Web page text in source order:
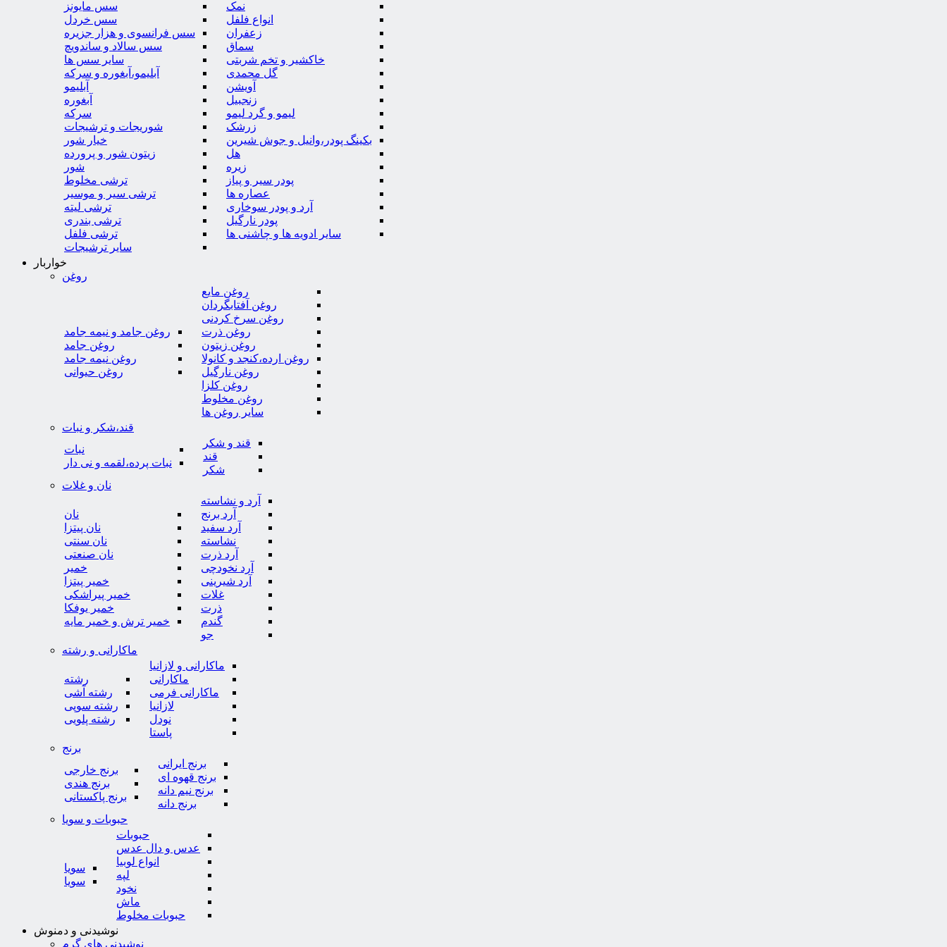
نمک
انواع فلفل
زعفران
سماق
خاکشیر و تخم شربتی
گل محمدی
آویشن
زنجبیل
لیمو و گرد لیمو
زرشک
بکینگ پودر،وانیل و جوش شیرین
هل
زیره
پودر سیر و پیاز
عصاره ها
آرد و پودر سوخاری
پودر نارگیل
سایر ادویه ها و چاشنی ها
سس مایونز
سس خردل
سس فرانسوی و هزار جزیره
سس سالاد و ساندویچ
سایر سس ها
آبلیمو،آبغوره و سرکه
آبلیمو
آبغوره
سرکه
شوریجات و ترشیجات
خیار شور
زیتون شور و پرورده
شور
ترشی مخلوط
ترشی سیر و موسیر
ترشی لیته
ترشی بندری
ترشی فلفل
سایر ترشیجات
خواربار
روغن
روغن مایع
روغن آفتابگردان
روغن سرخ کردنی
روغن ذرت
روغن زیتون
روغن ارده،کنجد و کانولا
روغن نارگیل
روغن کلزا
روغن مخلوط
سایر روغن ها
روغن جامد و نیمه جامد
روغن جامد
روغن نیمه جامد
روغن حیوانی
قند،شکر و نبات
قند و شکر
قند
شکر
نبات
نبات پرده،لقمه و نی دار
نان و غلات
آرد و نشاسته
آرد برنج
آرد سفید
نشاسته
آرد ذرت
آرد نخودچی
آرد شیرینی
غلات
ذرت
گندم
جو
نان
نان پیتزا
نان سنتی
نان صنعتی
خمیر
خمیر پیتزا
خمیر پیراشکی
خمیر یوفکا
خمیر ترش و خمیر مایه
ماکارانی و رشته
ماکارانی و لازانیا
ماکارانی
ماکارانی فرمی
لازانیا
نودل
پاستا
رشته
رشته آشی
رشته سوپی
رشته پلویی
برنج
برنج ایرانی
برنج قهوه ای
برنج نیم دانه
برنج دانه
برنج خارجی
برنج هندی
برنج پاکستانی
حبوبات و سویا
حبوبات
عدس و دال عدس
انواع لوبیا
لپه
نخود
ماش
حبوبات مخلوط
سویا
سویا
نوشیدنی و دمنوش
نوشیدنی های گرم